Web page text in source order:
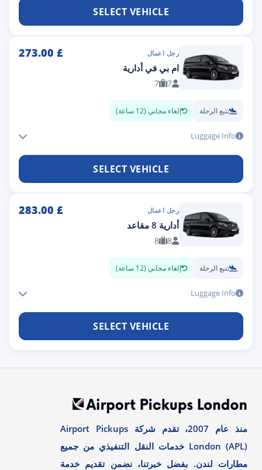
SELECT VEHICLE
رجل اعمال £
273.00
ام بي في أدارية
7
7
تتبع الرحلة إلغاء مجاني (12 ساعة)
Luggage Info
SELECT VEHICLE
رجل اعمال £
283.00
أدارية 8 مقاعد
8
8
تتبع الرحلة إلغاء مجاني (12 ساعة)
Luggage Info
SELECT VEHICLE
منذ عام 2007، تقدم شركة Airport Pickups
London (APL) خدمات النقل التنفيذي من جميع
مطارات لندن. بفضل خبرتنا، نضمن تقديم خدمة